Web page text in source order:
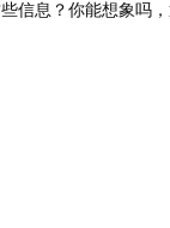
信息？你能想象吗